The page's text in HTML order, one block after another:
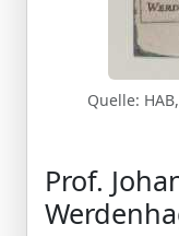
Quelle:
Prof.